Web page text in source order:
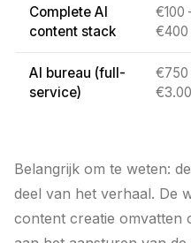
Complete AI
content stack
€100
€400
AI bureau (full-
service)
€750
Belangrijk om te weten:
deel van het verhaal. De
content creatie omvatten